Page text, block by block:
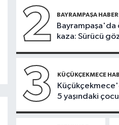
2 BAYRAMPAŞA
Bayrampaşa'da
kaza: Sürücü
3 KÜÇÜKÇEKMECE
5 yaşındaki